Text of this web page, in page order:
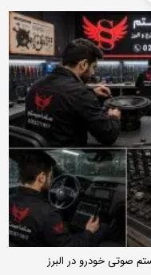
صوتی خودرو در البرز